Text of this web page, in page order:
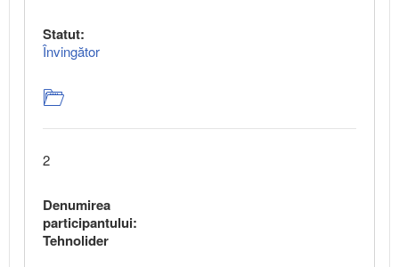
Statut:
Învingător
2
Denumirea
participantului:
Tehnolider